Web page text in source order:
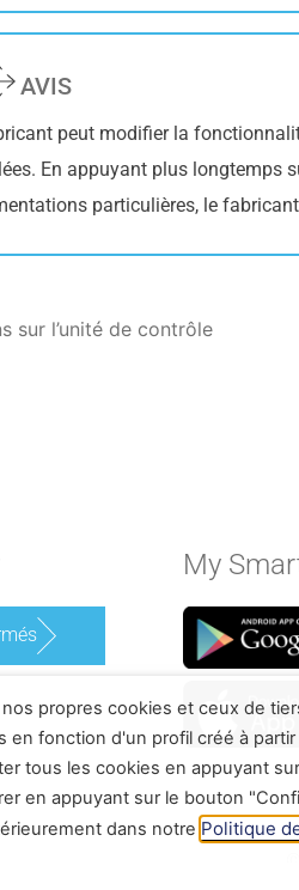
AVIS
peut modifier la
En appuyant plus longtemps
particulières, le
sur l’unité de contrôle
My
propres cookies et ceux de
en fonction d'un profil créé à
tous les cookies en appuyant
en appuyant sur le bouton
dans notre Politique